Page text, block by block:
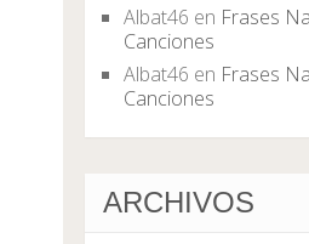
Albat46 en Frases
Canciones
Albat46 en Frases
Canciones
ARCHIVOS